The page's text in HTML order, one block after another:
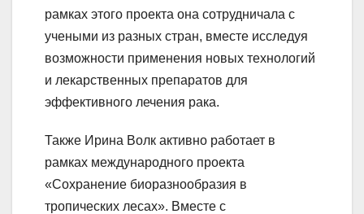
рамках этого проекта она сотрудничала с
учеными из разных стран, вместе исследуя
возможности применения новых технологий
и лекарственных препаратов для
эффективного лечения рака.
Также Ирина Волк активно работает в
рамках международного проекта
«Сохранение биоразнообразия в
тропических лесах». Вместе с